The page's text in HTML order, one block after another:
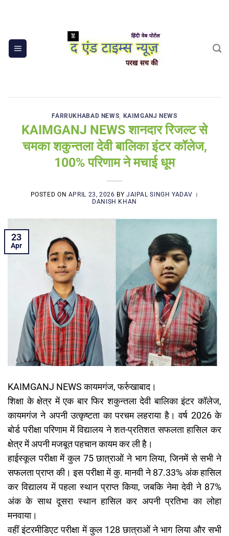
FARRUKHABAD NEWS, KAIMGANJ NEWS
KAIMGANJ NEWS शानदार रिजल्ट से
चमका शकुन्तला देवी बालिका इंटर कॉलेज,
100% परिणाम ने मचाई धूम
POSTED ON APRIL 23, 2026 BY JAIPAL SINGH YADAV ।
DANISH KHAN
23
Apr
KAIMGANJ NEWS कायमगंज, फर्रुखाबाद।
शिक्षा के क्षेत्र में एक बार फिर शकुन्तला देवी बालिका इंटर कॉलेज,
कायमगंज ने अपनी उत्कृष्टता का परचम लहराया है। वर्ष 2026 के
बोर्ड परीक्षा परिणाम में विद्यालय ने शत-प्रतिशत सफलता हासिल कर
क्षेत्र में अपनी मजबूत पहचान कायम कर ली है।
हाईस्कूल परीक्षा में कुल 75 छात्राओं ने भाग लिया, जिनमें से सभी ने
सफलता प्राप्त की। इस परीक्षा में कु. मानवी ने 87.33% अंक हासिल
कर विद्यालय में पहला स्थान प्राप्त किया, जबकि नेमा देवी ने 87%
अंक के साथ दूसरा स्थान हासिल कर अपनी प्रतिभा का लोहा
मनवाया।
वहीं इंटरमीडिएट परीक्षा में कुल 128 छात्राओं ने भाग लिया और सभी